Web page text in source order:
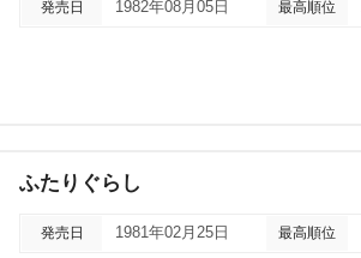
発売日 1982年08月05日 最高順位
ふたりぐらし
発売日 1981年02月25日 最高順位